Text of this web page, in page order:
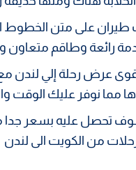
طيران على متن الخطوط
رائعة وطاقم متعاون
عرض رحلة إلي لندن
مما نوفر عليك الوقت
من الكويت الى لندن